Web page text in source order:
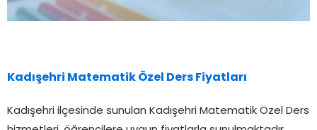
Kadışehri Matematik Özel Ders Fiyatları
Kadışehri ilçesinde sunulan Kadışehri Matematik Özel Ders